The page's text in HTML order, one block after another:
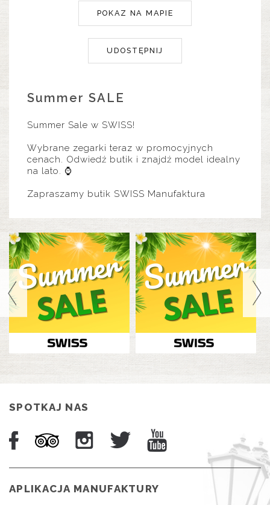
POKAZ NA MAPIE
UDOSTĘPNIJ
Summer SALE
Summer Sale w SWISS!
Wybrane zegarki teraz w promocyjnych
cenach. Odwiedź butik i znajdź model idealny
na lato. ⌚
Zapraszamy butik SWISS Manufaktura
SPOTKAJ NAS
APLIKACJA MANUFAKTURY